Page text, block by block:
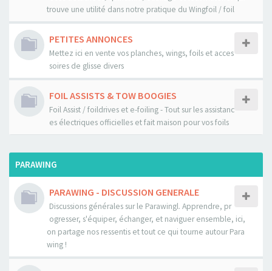
trouve une utilité dans notre pratique du Wingfoil / foil
PETITES ANNONCES
Mettez ici en vente vos planches, wings, foils et acces
soires de glisse divers
FOIL ASSISTS & TOW BOOGIES
Foil Assist / foildrives et e-foiling - Tout sur les assistanc
es électriques officielles et fait maison pour vos foils
PARAWING
PARAWING - DISCUSSION GENERALE
Discussions générales sur le Parawingl. Apprendre, pr
ogresser, s'équiper, échanger, et naviguer ensemble, ici,
on partage nos ressentis et tout ce qui tourne autour Para
wing !